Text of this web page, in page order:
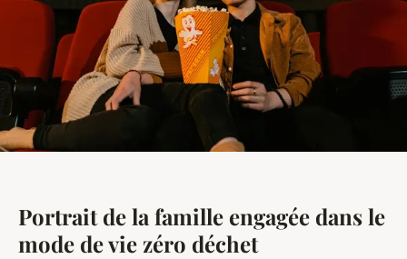
Portrait de la famille engagée dans le
mode de vie zéro déchet